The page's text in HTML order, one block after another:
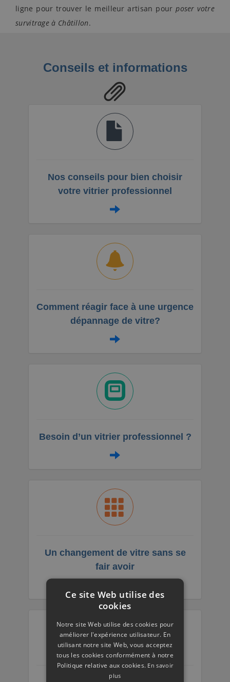
ligne pour trouver le meilleur artisan pourposer votre
survitrage à Châtillon.
Conseils et informations
Nos conseils pour bien choisir
votre vitrier professionnel
Comment réagir face à une urgence
dépannage de vitre?
Besoin d’un vitrier professionnel ?
Un changement de vitre sans se
fair avoir
Ce site Web utilise des
cookies
Notre site Web utilise des cookies pour
améliorer l'expérience utilisateur. En
utilisant notre site Web, vous acceptez
tous les cookies conformément à notre
Politique relative aux cookies. En savoir
plus